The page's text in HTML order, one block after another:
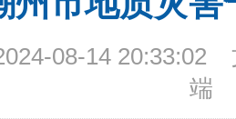
08-14 20:33:02
端